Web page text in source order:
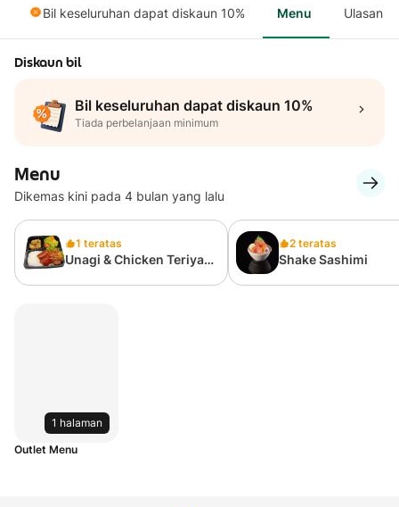
Bil keseluruhan dapat diskaun 10% Menu Ulasan
Diskaun bil
Bil keseluruhan dapat diskaun 10%
Tiada perbelanjaan minimum
Menu
Dikemas kini pada 4 bulan yang lalu
1 teratas
Unagi & Chicken Teriyaki
2 teratas
Shake Sashimi
1 halaman
Outlet Menu